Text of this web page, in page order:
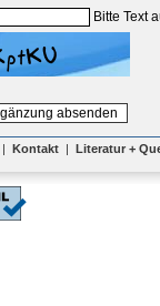
Bitte Text
| Kontakt | Literatur +